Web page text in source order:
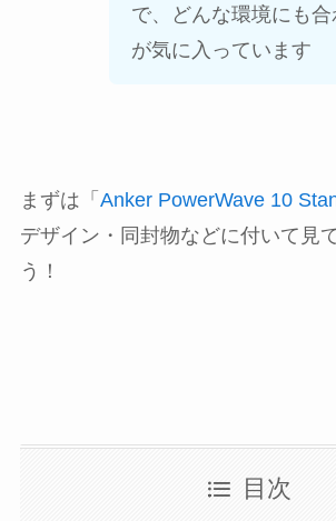
で、どんな環境にも
が気に入っています
まずは「 Anker PowerWave 10
デザイン・同封物などに付いて見
う！
目次